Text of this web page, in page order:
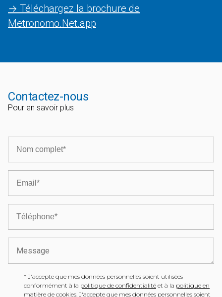
→ Téléchargez la brochure de
Metronomo.Net.app
Contactez-nous
Pour en savoir plus
* J'accepte que mes données personnelles soient utilisées
conformément à la politique de confidentialité et à la politique en
matière de cookies. J'accepte que mes données personnelles soient